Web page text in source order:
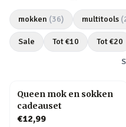
mokken (36) multitools (
Sale Tot €10 Tot €20
Queen mok en sokken
cadeauset
€12,99